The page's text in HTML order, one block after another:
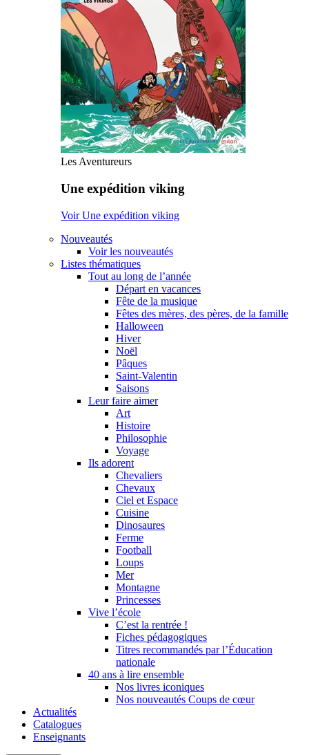
Les Aventureurs
Une expédition viking
Voir Une expédition viking
Nouveautés
Voir les nouveautés
Listes thématiques
Tout au long de l’année
Départ en vacances
Fête de la musique
Fêtes des mères, des pères, de la famille
Halloween
Hiver
Noël
Pâques
Saint-Valentin
Saisons
Leur faire aimer
Art
Histoire
Philosophie
Voyage
Ils adorent
Chevaliers
Chevaux
Ciel et Espace
Cuisine
Dinosaures
Ferme
Football
Loups
Mer
Montagne
Princesses
Vive l’école
C’est la rentrée !
Fiches pédagogiques
Titres recommandés par l’Éducation
nationale
40 ans à lire ensemble
Nos livres iconiques
Nos nouveautés Coups de cœur
Actualités
Catalogues
Enseignants